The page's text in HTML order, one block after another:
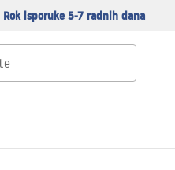
isporuke 5-7 radnih dana